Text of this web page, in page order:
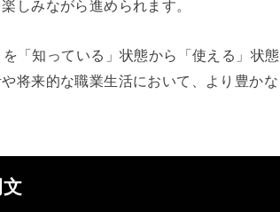
しみながら進められます。
「知っている」状態から「使える」状態
将来的な職業生活において、より豊かな